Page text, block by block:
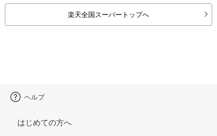
楽天全国スーパートップへ
ヘルプ
はじめての方へ